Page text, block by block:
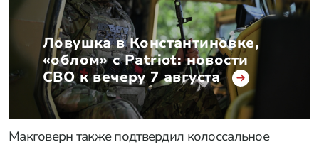
Ловушка в Константиновке,
«облом» с Patriot: новости
СВО к вечеру 7 августа
Макговерн также подтвердил колоссальное